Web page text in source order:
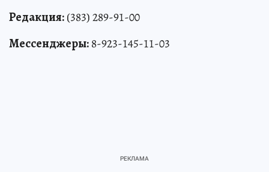
Редакция:(383) 289-91-00
Мессенджеры:8-923-145-11-03